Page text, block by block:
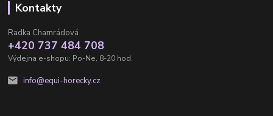
Kontakty
Radka Chamrádová
+420 737 484 708
Výdejna e-shopu: Po-Ne, 8-20 hod.
info@equi-horecky.cz